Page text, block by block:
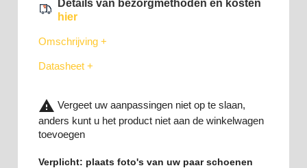
Details van bezorgmethoden en kosten
hier
Omschrijving +
Datasheet +
warning Vergeet uw aanpassingen niet op te slaan,
anders kunt u het product niet aan de winkelwagen
toevoegen
Verplicht: plaats foto's van uw paar schoenen